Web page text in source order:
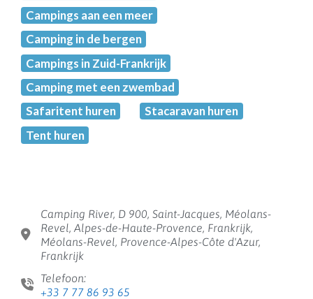
Campings aan een meer
Camping in de bergen
Campings in Zuid-Frankrijk
Camping met een zwembad
Safaritent huren
Stacaravan huren
Tent huren
Camping River, D 900, Saint-Jacques, Méolans-
Revel, Alpes-de-Haute-Provence, Frankrijk,
Méolans-Revel, Provence-Alpes-Côte d'Azur,
Frankrijk
Telefoon:
+33 7 77 86 93 65